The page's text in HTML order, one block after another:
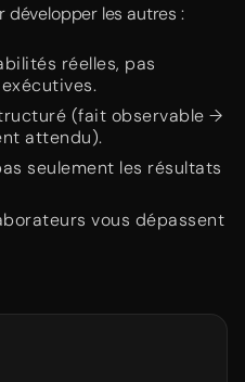
les autres :
réelles, pas
(fait observable →
attendu).
seulement les résultats
vous dépassent